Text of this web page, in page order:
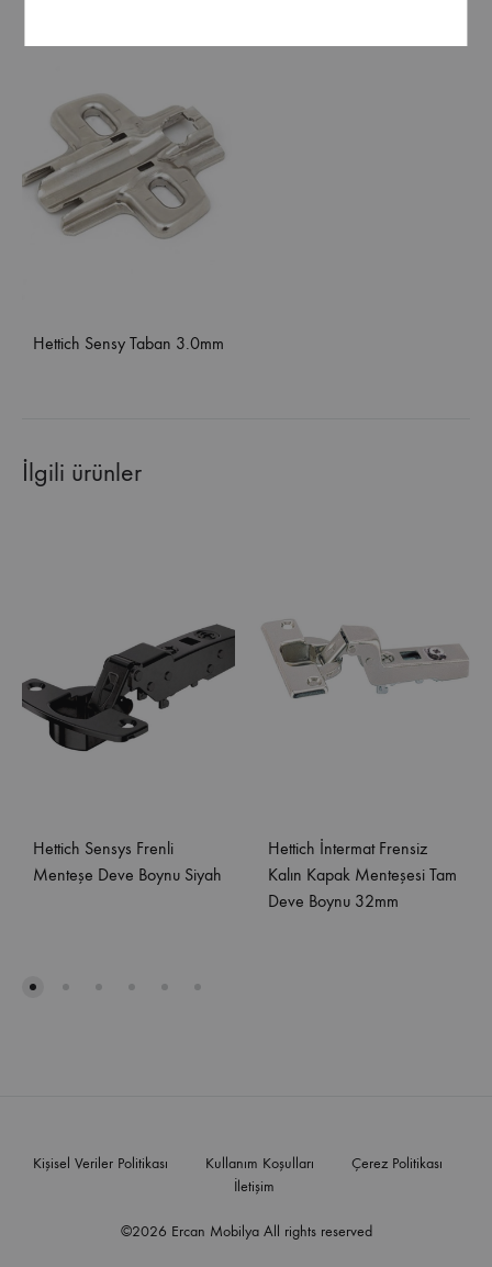
Hettich Sensy Taban 3.0mm
İlgili ürünler
Hettich Sensys Frenli
Menteşe Deve Boynu Siyah
Hettich İntermat Frensiz
Kalın Kapak Menteşesi Tam
Deve Boynu 32mm
©2026 Ercan Mobilya All rights reserved
Kişisel Veriler Politikası Kullanım Koşulları
Çerez Politikası
İletişim